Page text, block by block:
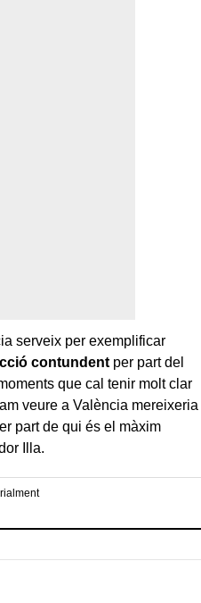
serveix per exemplificar
contundent per part del
que cal tenir molt clar
veure a València mereixeria
part de qui és el màxim
Illa.